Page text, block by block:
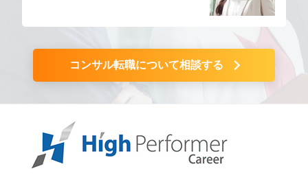
コンサル転職について相談する